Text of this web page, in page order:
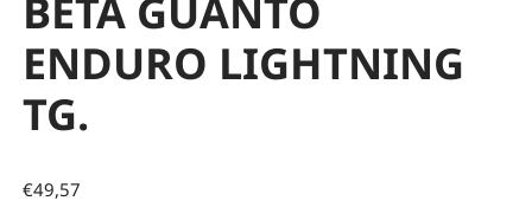
BETA GUANTO
ENDURO LIGHTNING
TG.
€49,57